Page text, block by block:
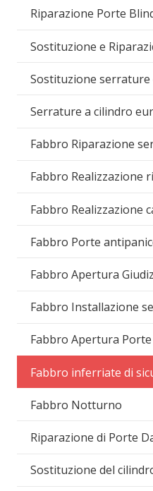
Riparazione Porte
Sostituzione e
Sostituzione
Serrature a cilindro
Fabbro Riparazione
Fabbro Realizzazione
Fabbro Realizzazione
Fabbro Porte
Fabbro Apertura
Fabbro Installazione
Fabbro Apertura Porte
Fabbro inferriate di
Fabbro Notturno
Riparazione di Porte
Sostituzione del